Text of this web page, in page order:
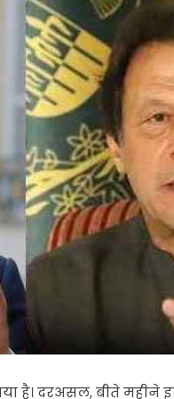
है। दरअसल, बीते महीने
सरकार
भेदभाव
शिवसेना
UBT
भूचाल,
6
सांसदों
ने
छोड़ा
साथ,
इस
जून 17,
छोड़ा